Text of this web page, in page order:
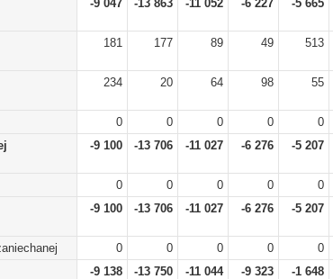
-9 047 -13 863 -11 052 -6 227 -5 665
181 177 89 49 513
234 20 64 98 55
0 0 0 0 0
-9 100 -13 706 -11 027 -6 276 -5 207
0 0 0 0 0
-9 100 -13 706 -11 027 -6 276 -5 207
0 0 0 0 0
-9 138 -13 750 -11 044 -9 323 -1 648